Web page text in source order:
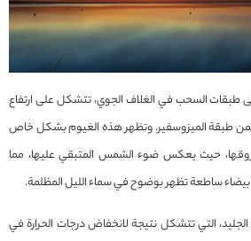
طبقات السحب في الغلاف الجوي، تتشكل على ارتفاع
كيلومترًا، ضمن طبقة الميزوسفير. وتظهر هذه الغيوم بشكل خاص
حيث يعكس ضوء الشمس المتبقي عليها، مما
بيضاء ساطعة تظهر بوضوح في سماء الليل المظلمة.
التي تتشكل نتيجة لانخفاض درجات الحرارة في